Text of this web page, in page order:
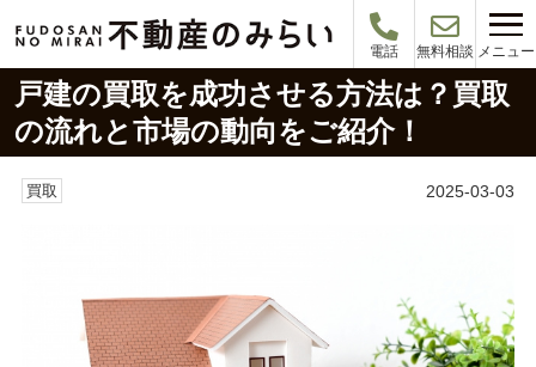
電話 無料相談 メニュー
戸建の買取を成功させる方法は？買取
の流れと市場の動向をご紹介！
買取 2025-03-03